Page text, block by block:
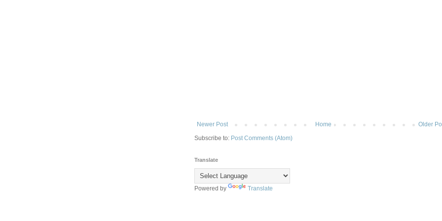
Newer Post Older
Home
Subscribe to: Post Comments (Atom)
Translate
Powered by Translate